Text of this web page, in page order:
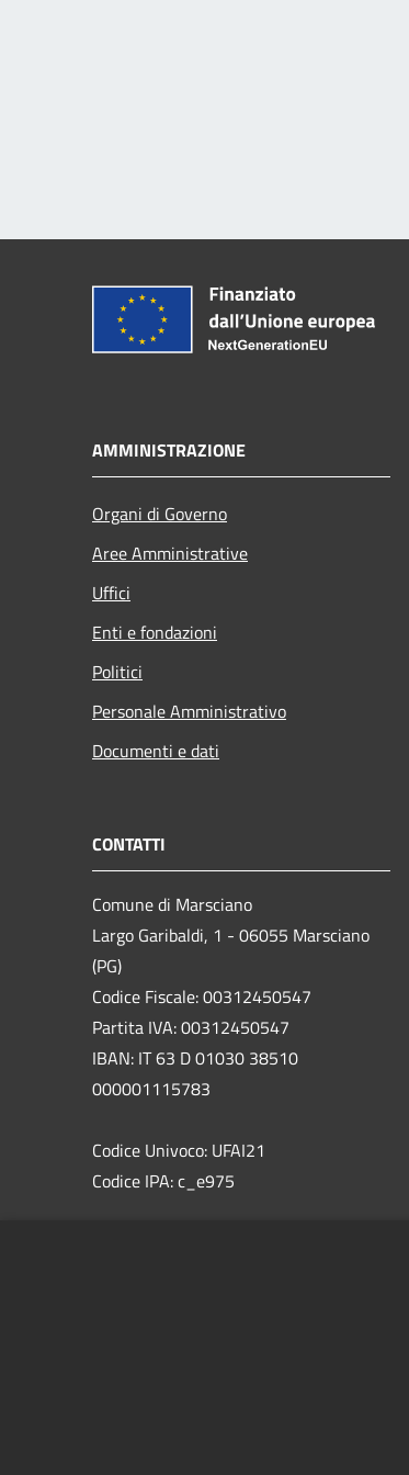
AMMINISTRAZIONE
Organi di Governo
Aree Amministrative
Uffici
Enti e fondazioni
Politici
Personale Amministrativo
Documenti e dati
CONTATTI
Comune di Marsciano
Largo Garibaldi, 1 - 06055 Marsciano
(PG)
Codice Fiscale: 00312450547
Partita IVA: 00312450547
IBAN: IT 63 D 01030 38510
000001115783
Codice Univoco: UFAI21
Codice IPA: c_e975